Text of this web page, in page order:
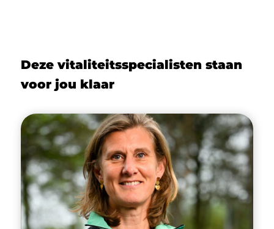
Deze vitaliteitsspecialisten staan
voor jou klaar